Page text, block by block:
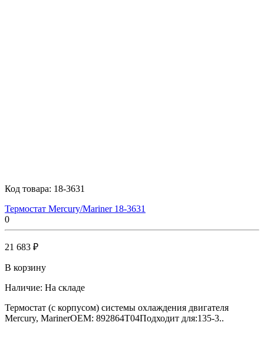
Код товара: 18-3631
Термостат Mercury/Mariner 18-3631
0
21 683 ₽
В корзину
Наличие: На складе
Термостат (с корпусом) системы охлаждения двигателя
Mercury, MarinerOEM: 892864T04Подходит для:135-3..